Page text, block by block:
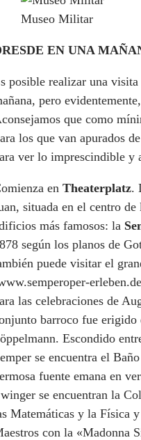
Museo Militar
EN UNA
posible realizar una
pero
que como
los que van apurados
ver lo imprescindible y
en Theaterplatz.
situada en el centro
más famosos: la
según los planos de
puede visitar el
las celebraciones de
barroco fue
Escondido
se encuentra el
fuente emana en
se encuentran la
Matemáticas y la Física
con la «Madonna